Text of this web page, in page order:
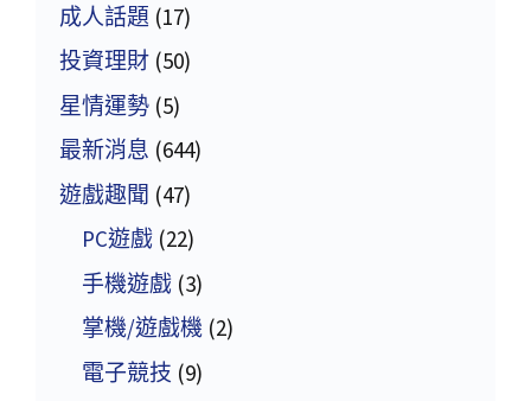
成人話題 (17)
投資理財 (50)
星情運勢 (5)
最新消息 (644)
遊戲趣聞 (47)
PC遊戲 (22)
手機遊戲 (3)
掌機/遊戲機 (2)
電子競技 (9)